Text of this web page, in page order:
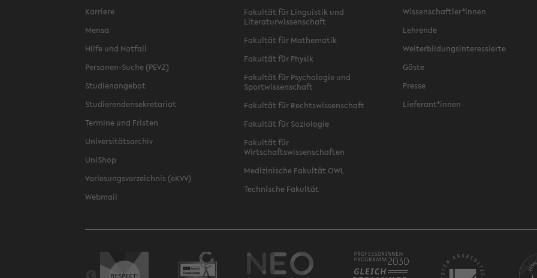
Karriere
Mensa
Hilfe und Notfall
Personen-Suche (PEVZ)
Studienangebot
Studierendensekretariat
Termine und Fristen
Universitätsarchiv
UniShop
Vorlesungsverzeichnis (eKVV)
Webmail
Fakultät für Linguistik und
Literaturwissenschaft
Fakultät für Mathematik
Fakultät für Physik
Fakultät für Psychologie und
Sportwissenschaft
Fakultät für Rechtswissenschaft
Fakultät für Soziologie
Fakultät für
Wirtschaftswissenschaften
Medizinische Fakultät OWL
Technische Fakultät
Wissenschaftler*innen
Lehrende
Weiterbildungsinteressierte
Gäste
Presse
Lieferant*innen